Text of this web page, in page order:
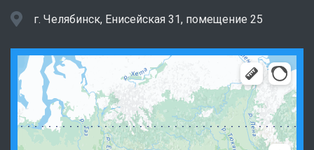
г. Челябинск, Енисейская 31, помещение 25